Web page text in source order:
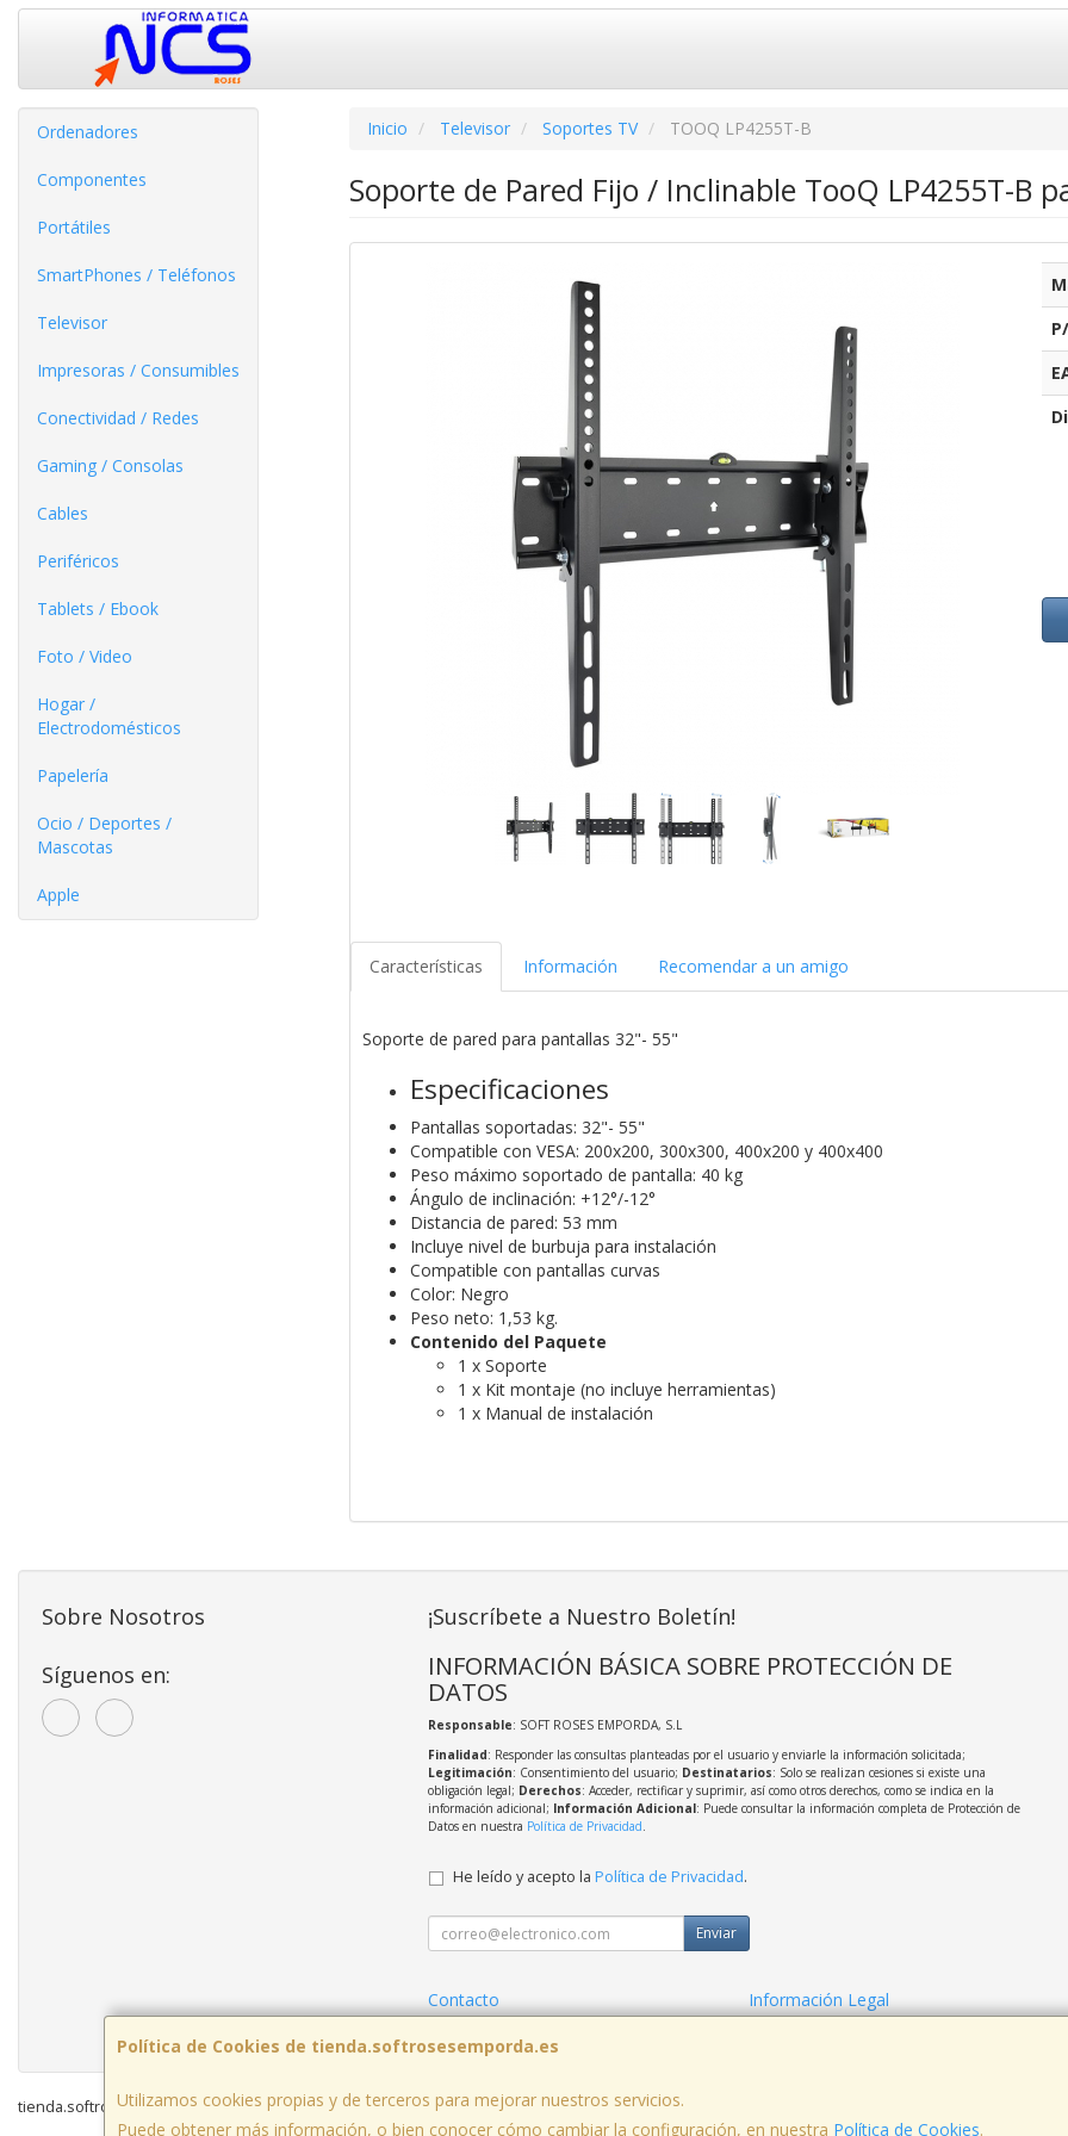
Ordenadores
Componentes
Portátiles
SmartPhones / Teléfonos
Televisor
Impresoras / Consumibles
Conectividad / Redes
Gaming / Consolas
Cables
Periféricos
Tablets / Ebook
Foto / Video
Hogar /
Electrodomésticos
Papelería
Ocio / Deportes /
Mascotas
Apple
Inicio Televisor Soportes TV TOOQ LP4255T-B
Soporte de Pared Fijo / Inclinable TooQ LP4255T-B
Características Información Recomendar a un amigo
Soporte de pared para pantallas 32"- 55"
Especificaciones
Pantallas soportadas: 32"- 55"
Compatible con VESA: 200x200, 300x300, 400x200 y 400x400
Peso máximo soportado de pantalla: 40 kg
Ángulo de inclinación: +12°/-12°
Distancia de pared: 53 mm
Incluye nivel de burbuja para instalación
Compatible con pantallas curvas
Color: Negro
Peso neto: 1,53 kg.
Contenido del Paquete
1 x Soporte
1 x Kit montaje (no incluye herramientas)
1 x Manual de instalación
Política de Cookies de tienda.softrosesemporda.es
Utilizamos cookies propias y de terceros para mejorar nuestros servicios.
Puede obtener más información, o bien conocer cómo cambiar la configuración, en nuestra Política de Cookies.
Sobre Nosotros
Síguenos en:
¡Suscríbete a Nuestro Boletín!
INFORMACIÓN BÁSICA SOBRE PROTECCIÓN DE
DATOS
Responsable: SOFT ROSES EMPORDA, S.L
Finalidad: Responder las consultas planteadas por el usuario y enviarle la información solicitada;
Legitimación: Consentimiento del usuario; Destinatarios: Solo se realizan cesiones si existe una
obligación legal; Derechos: Acceder, rectificar y suprimir, así como otros derechos, como se indica en la
información adicional; Información Adicional: Puede consultar la información completa de Protección de
Datos en nuestra Política de Privacidad.
He leído y acepto la Política de Privacidad.
Enviar
Contacto
Información Legal
tienda.softrosesemporda.es © 2026
, , , , España. - C.I.F.: B17910282 - Tfno: